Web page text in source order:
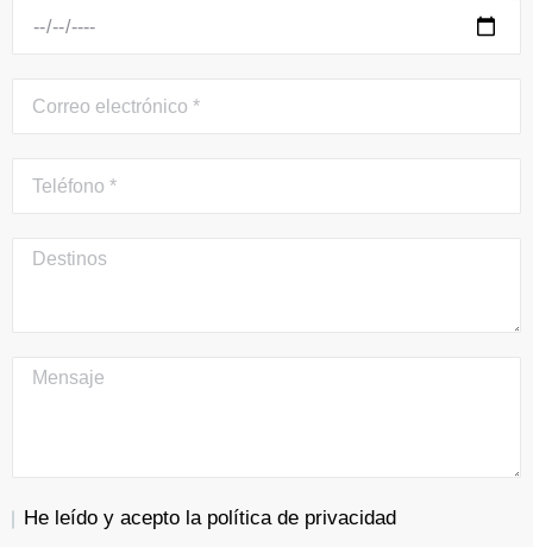
He leído y acepto la política de privacidad